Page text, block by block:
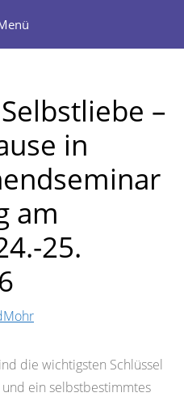
–
in
am
25.
die wichtigsten Schlüssel
ein selbstbestimmtes